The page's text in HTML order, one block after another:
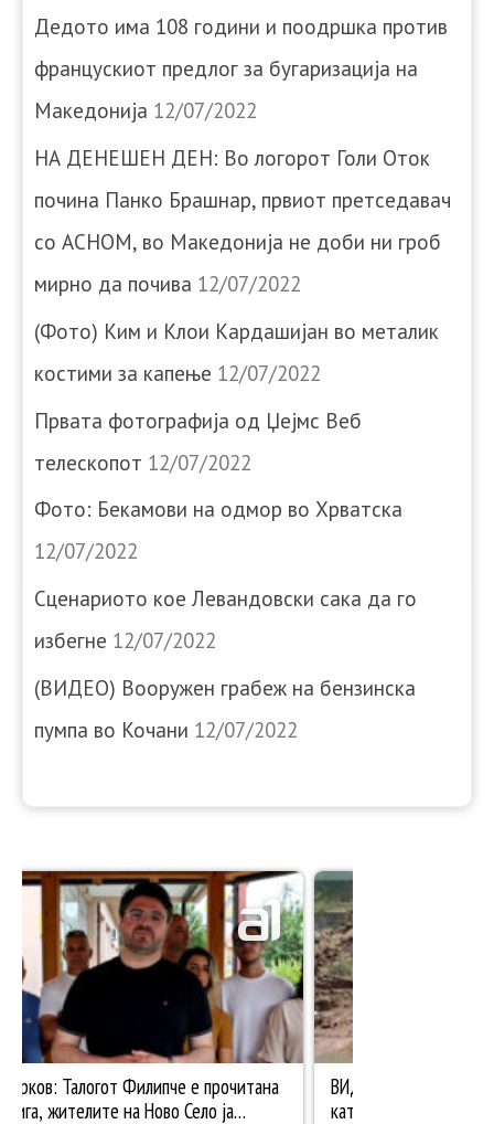
Дедото има 108 години и поодршка против
францускиот предлог за бугаризација на
Македонија 12/07/2022
НА ДЕНЕШЕН ДЕН: Во логорот Голи Оток
почина Панко Брашнар, првиот претседавач
со АСНОМ, во Македонија не доби ни гроб
мирно да почива 12/07/2022
(Фото) Ким и Клои Кардашијан во металик
костими за капење 12/07/2022
Првата фотографија од Џејмс Веб
телескопот 12/07/2022
Фото: Бекамови на одмор во Хрватска
12/07/2022
Сценариото кое Левандовски сака да го
избегне 12/07/2022
(ВИДЕО) Вооружен грабеж на бензинска
пумпа во Кочани 12/07/2022